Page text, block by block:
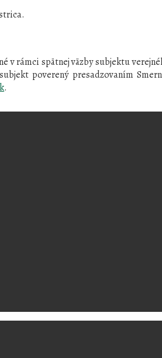
rámci spätnej väzby subjektu
poverený presadzovaním
.